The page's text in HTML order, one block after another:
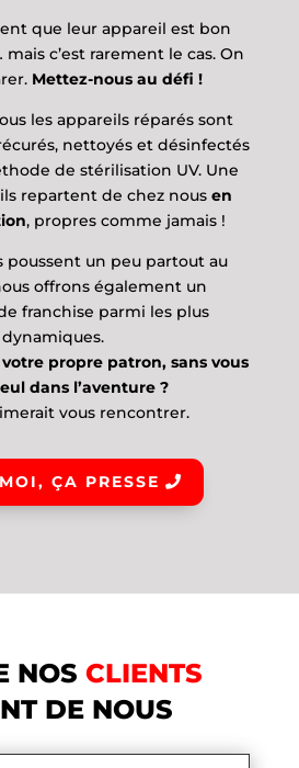
que leur appareil est bon
c’est rarement le cas. On
Mettez-nous au défi !
les appareils réparés sont
nettoyés et désinfectés
de stérilisation UV. Une
ils repartent de chez nousen
, propres comme jamais !
poussent un peu partout au
offrons également un
franchise parmi les plus
dynamiques.
votre propre patron, sans vous
dans l’aventure ?
vous rencontrer.
ÇA PRESSE
NOS CLIENTS
DE NOUS